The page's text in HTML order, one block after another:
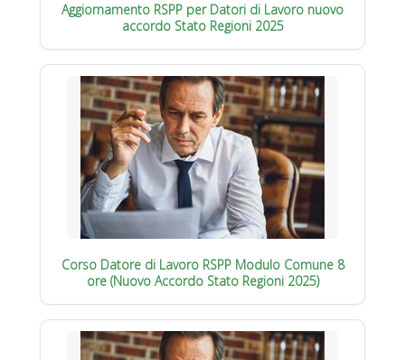
Aggiornamento RSPP per Datori di Lavoro nuovo
accordo Stato Regioni 2025
Corso Datore di Lavoro RSPP Modulo Comune 8
ore (Nuovo Accordo Stato Regioni 2025)